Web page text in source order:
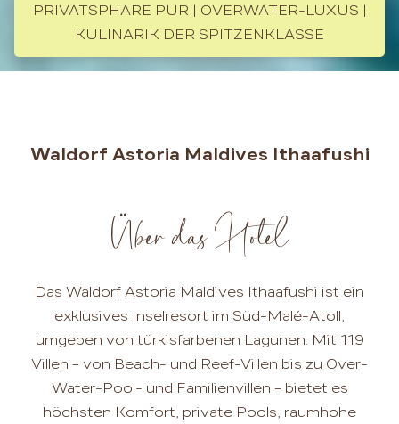
PRIVATSPHÄRE PUR | OVERWATER-LUXUS |
KULINARIK DER SPITZENKLASSE
Waldorf Astoria Maldives Ithaafushi
Über das Hotel
Das Waldorf Astoria Maldives Ithaafushi ist ein
exklusives Inselresort im Süd-Malé-Atoll,
umgeben von türkisfarbenen Lagunen. Mit 119
Villen – von Beach- und Reef-Villen bis zu Over-
Water-Pool- und Familienvillen – bietet es
höchsten Komfort, private Pools, raumhohe